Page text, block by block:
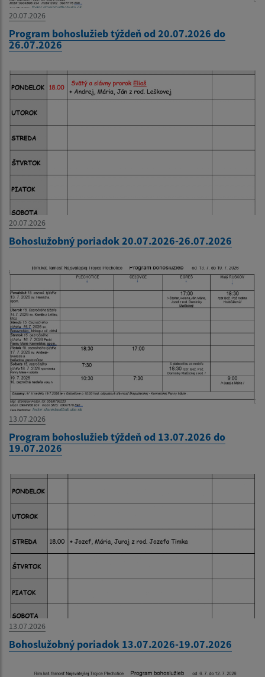
20.07.2026
Program bohoslužieb týždeň od 20.07.2026 do
26.07.2026
20.07.2026
Bohoslužobný poriadok 20.07.2026-26.07.2026
13.07.2026
Program bohoslužieb týždeň od 13.07.2026 do
19.07.2026
13.07.2026
Bohoslužobný poriadok 13.07.2026-19.07.2026